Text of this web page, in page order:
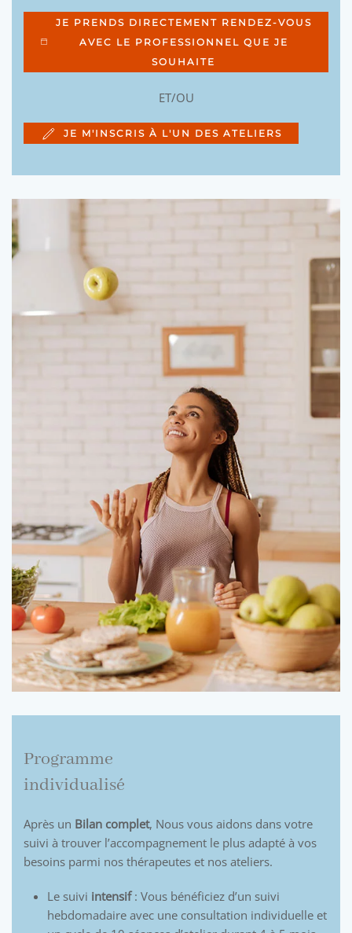
JE PRENDS DIRECTEMENT RENDEZ-VOUS
AVEC LE PROFESSIONNEL QUE JE
SOUHAITE
ET/OU
JE M'INSCRIS À L'UN DES ATELIERS
Programme
individualisé
Après un Bilan complet, Nous vous aidons dans votre
suivi à trouver l’accompagnement le plus adapté à vos
besoins parmi nos thérapeutes et nos ateliers.
Le suivi intensif: Vous bénéficiez d’un suivi
hebdomadaire avec une consultation individuelle et